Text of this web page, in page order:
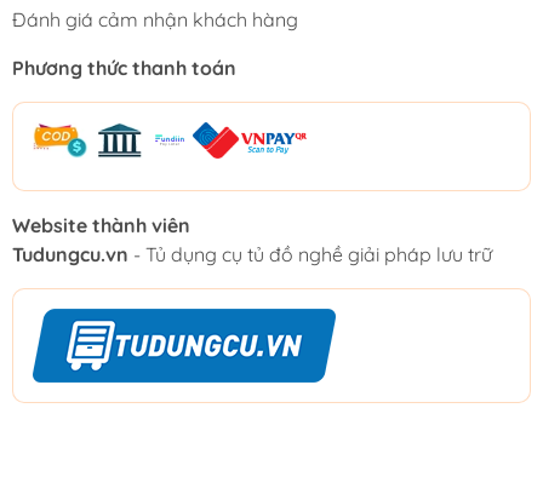
Đánh giá cảm nhận khách hàng
Phương thức thanh toán
Website thành viên
Tudungcu.vn - Tủ dụng cụ tủ đồ nghề giải pháp lưu trữ